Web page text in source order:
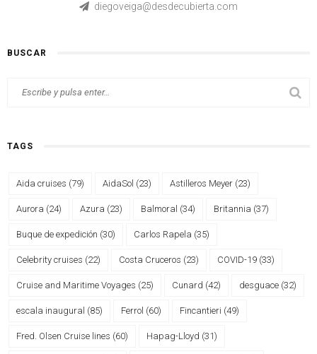
diegoveiga@desdecubierta.com
BUSCAR
TAGS
Aida cruises (79) AidaSol (23) Astilleros Meyer (23)
Aurora (24) Azura (23) Balmoral (34) Britannia (37)
Buque de expedición (30) Carlos Rapela (35)
Celebrity cruises (22) Costa Cruceros (23) COVID-19 (33)
Cruise and Maritime Voyages (25) Cunard (42) desguace (32)
escala inaugural (85) Ferrol (60) Fincantieri (49)
Fred. Olsen Cruise lines (60) Hapag-Lloyd (31)